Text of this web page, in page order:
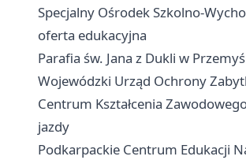
Specjalny Ośrodek Szkolno-
oferta edukacyjna
Parafia św. Jana z Dukli w
Wojewódzki Urząd Ochrony
Centrum Kształcenia
jazdy
Podkarpackie Centrum Edukacji